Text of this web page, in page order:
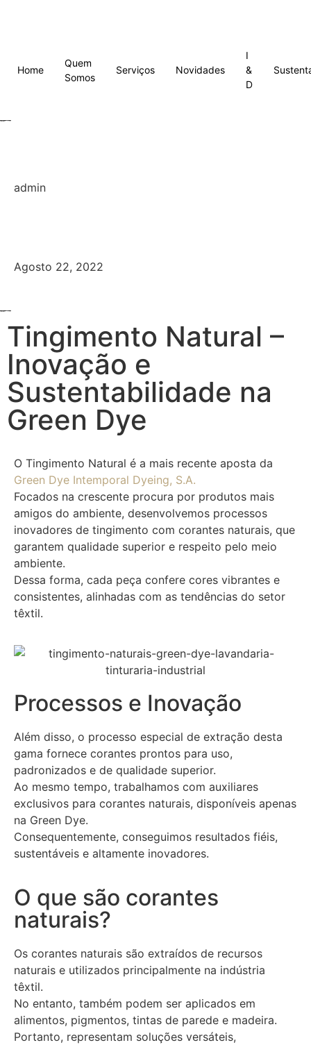
Home
Quem
Somos
Serviços Novidades
I
&
D
admin
Agosto 22, 2022
Tingimento Natural –
Inovação e
Sustentabilidade na
Green Dye
O Tingimento Natural é a mais recente aposta da
Green Dye Intemporal Dyeing, S.A.
Focados na crescente procura por produtos mais
amigos do ambiente, desenvolvemos processos
inovadores de tingimento com corantes naturais, que
garantem qualidade superior e respeito pelo meio
ambiente.
Dessa forma, cada peça confere cores vibrantes e
consistentes, alinhadas com as tendências do setor
têxtil.
Processos e Inovação
Além disso, o processo especial de extração desta
gama fornece corantes prontos para uso,
padronizados e de qualidade superior.
Ao mesmo tempo, trabalhamos com auxiliares
exclusivos para corantes naturais, disponíveis apenas
na Green Dye.
Consequentemente, conseguimos resultados fiéis,
sustentáveis e altamente inovadores.
O que são corantes
naturais?
Os corantes naturais são extraídos de recursos
naturais e utilizados principalmente na indústria
têxtil.
No entanto, também podem ser aplicados em
alimentos, pigmentos, tintas de parede e madeira.
Portanto, representam soluções versáteis,